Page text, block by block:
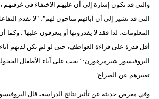
والتي قد تكون إشارة إلى أن عليهم الاختفاء في غرفتهم ،
التي قد تشير إلى أن آبائهم متاحون لهم"، "لا تقدم
المعلومات، لذا فقد لا يقدرونها أو يتعرفون عليها".
أقل قدرة على قراءة العواطف، حتى لو لم يكن لديهم
البروفيسور شيرمرهورن: "يجب على آباء الأطفال الخجولين
تعبيرهم عن الصراع".
وفي معرض حديثه عن تأثير نتائج الدراسة، قال